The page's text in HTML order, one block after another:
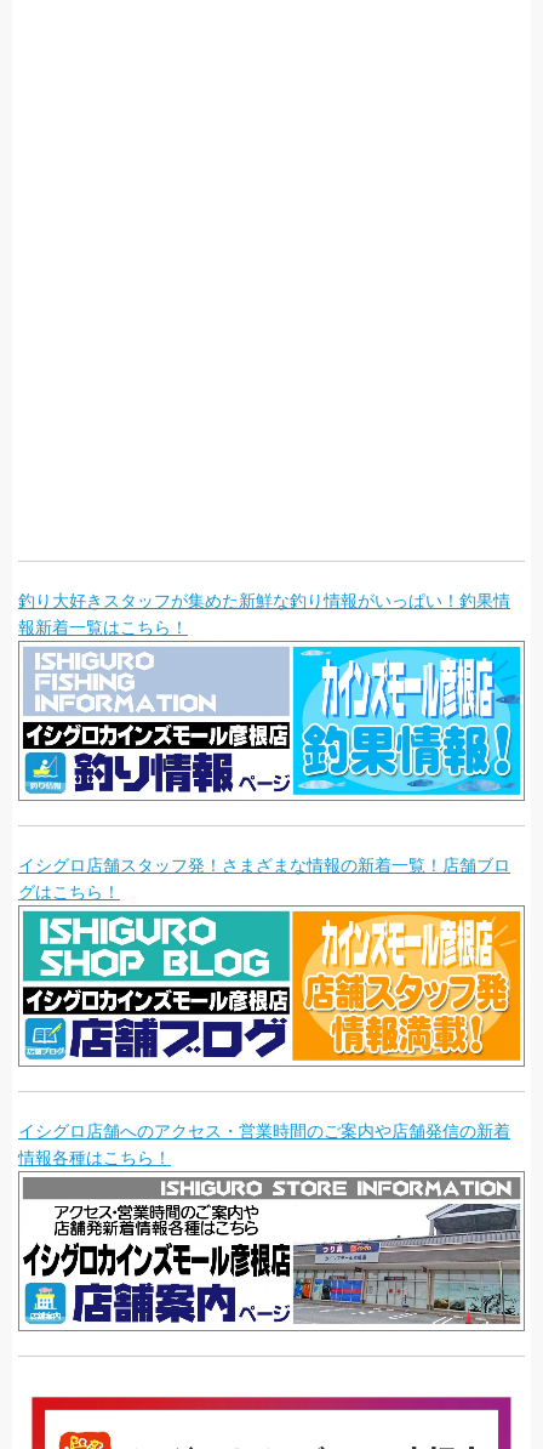
釣り大好きスタッフが集めた新鮮な釣り情報がいっぱい！釣果情
報新着一覧はこちら！
イシグロ店舗スタッフ発！さまざまな情報の新着一覧！店舗ブロ
グはこちら！
イシグロ店舗へのアクセス・営業時間のご案内や店舗発信の新着
情報各種はこちら！